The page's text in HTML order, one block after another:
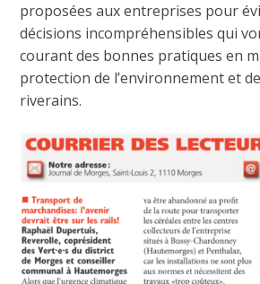
proposées aux entreprises pour
décisions incompréhensibles qui
courant des bonnes pratiques en
protection de l’environnement et
riverains.